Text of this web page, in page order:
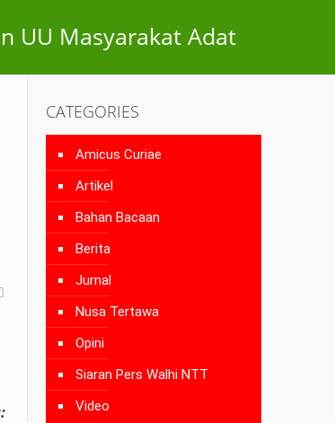
UU Masyarakat Adat
CATEGORIES
Amicus Curiae
Artikel
Bahan Bacaan
Berita
Jurnal
Nusa Tertawa
Opini
Siaran Pers Walhi NTT
Video